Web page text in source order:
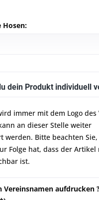
Hosen:
dein Produkt individuell
immer mit dem Logo des
an dieser Stelle weiter
werden. Bitte beachten Sie,
Folge hat, dass der Artikel
ist.
Vereinsnamen aufdrucken